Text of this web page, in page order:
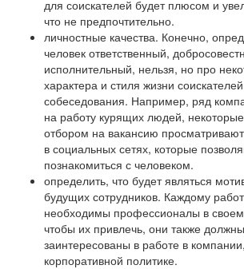
для соискателей будет плюсом и
что не предпочтительно.
личностные качества. Конечно,
человек ответственный,
исполнительный, нельзя, но про
характера и стиля жизни
собеседования. Например, ряд
на работу курящих людей,
отбором на вакансию
в социальных сетях, которые
познакомиться с человеком.
определить, что будет являться
будущих сотрудников. Каждому
необходимы профессионалы в
чтобы их привлечь, они также
заинтересованы в работе в
корпоративной политике.